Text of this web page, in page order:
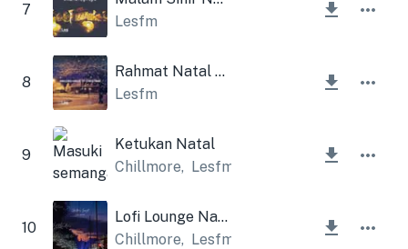
7
Lesfm
8
Rahmat Natal yang Menakjubkan
Lesfm
9
Ketukan Natal
Chillmore, Lesfm
10
Lofi Lounge Natal
Chillmore, Lesfm